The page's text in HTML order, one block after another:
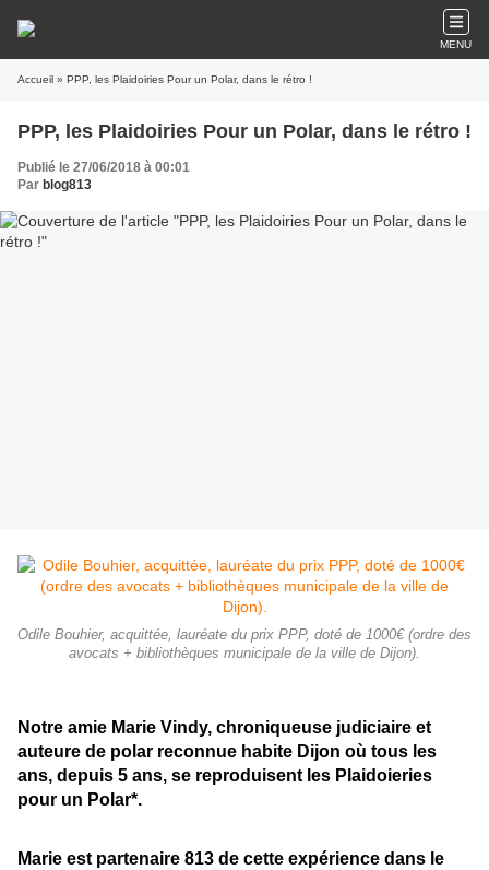
MENU
Accueil » PPP, les Plaidoiries Pour un Polar, dans le rétro !
PPP, les Plaidoiries Pour un Polar, dans le rétro !
Publié le 27/06/2018 à 00:01
Par blog813
Odile Bouhier, acquittée, lauréate du prix PPP, doté de 1000€ (ordre des
avocats + bibliothèques municipale de la ville de Dijon).
Notre amie Marie Vindy, chroniqueuse judiciaire et
auteure de polar reconnue habite Dijon où tous les
ans, depuis 5 ans, se reproduisent les Plaidoieries
pour un Polar*.
Marie est partenaire 813 de cette expérience dans le